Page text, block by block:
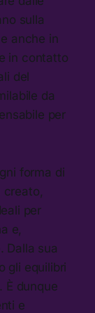
sulla
anche in
in contatto
del
da
per
forma di
per
e,
Dalla sua
gli equilibri
È dunque
e